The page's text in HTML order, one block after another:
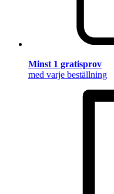
Minst 1 gratisprov
med varje beställning